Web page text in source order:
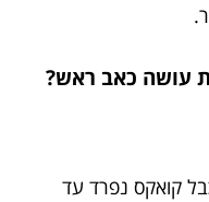
קואקס נפרד עד